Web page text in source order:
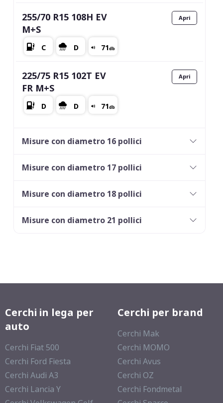
255/70 R15 108H EV
M+S
225/75 R15 102T EV
FR M+S
Misure con diametro 16 pollici
Misure con diametro 17 pollici
Misure con diametro 18 pollici
Misure con diametro 21 pollici
Cerchi in lega per
auto
Cerchi Fiat 500
Cerchi Ford Fiesta
Cerchi Audi A3
Cerchi Lancia Y
Cerchi per brand
Cerchi Mak
Cerchi MOMO
Cerchi Avus
Cerchi OZ
Cerchi Fondmetal